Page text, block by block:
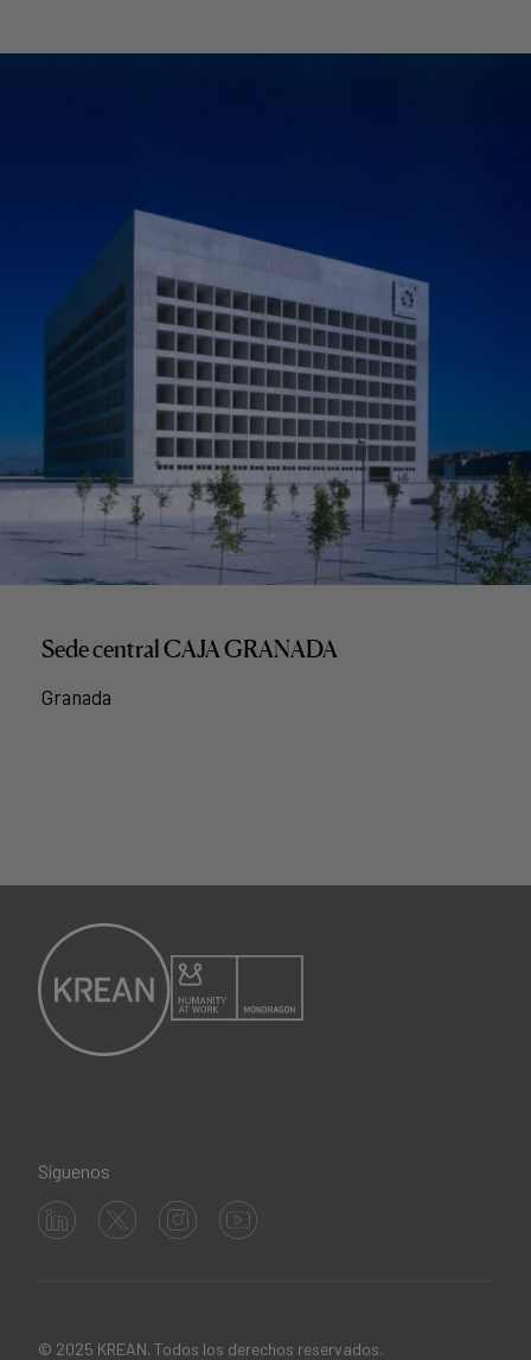
Sede central CAJA GRANADA
Granada
Síguenos
© 2025 KREAN. Todos los derechos reservados.